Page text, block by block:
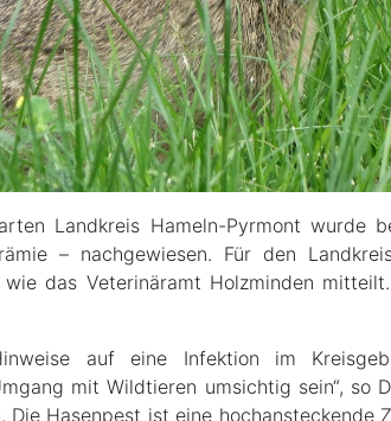
Landkreis Hameln-Pyrmont wurde
– nachgewiesen. Für den
das Veterinäramt Holzminden
auf eine Infektion im
mit Wildtieren umsichtig sein“, so
Die Hasenpest ist eine hochansteckende